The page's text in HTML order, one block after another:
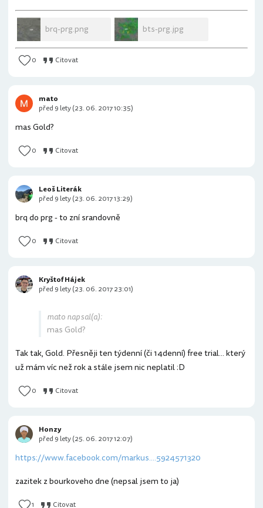
brq-prg.png bts-prg.jpg
0 Citovat
mas Gold?
0 Citovat
mato
před 9 lety (23. 06. 2017 10:35)
brq do prg - to zní srandovně
0 Citovat
Leoš Literák
před 9 lety (23. 06. 2017 13:29)
mato napsal(a):
mas Gold?
Tak tak, Gold. Přesněji ten týdenní (či 14denní) free trial... který
už mám víc než rok a stále jsem nic neplatil :D
0 Citovat
Kryštof Hájek
před 9 lety (23. 06. 2017 23:01)
https://www.facebook.com/markus....5924571320
zazitek z bourkoveho dne (nepsal jsem to ja)
1 Citovat
Honzy
před 9 lety (25. 06. 2017 12:07)